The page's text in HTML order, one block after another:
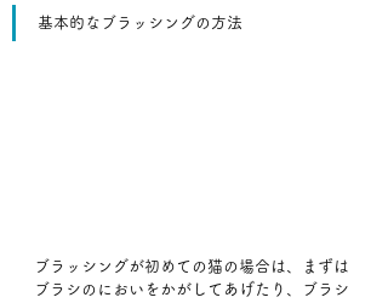
基本的なブラッシングの方法
ブラッシングが初めての猫の場合は、まずは
ブラシのにおいをかがしてあげたり、ブラシ